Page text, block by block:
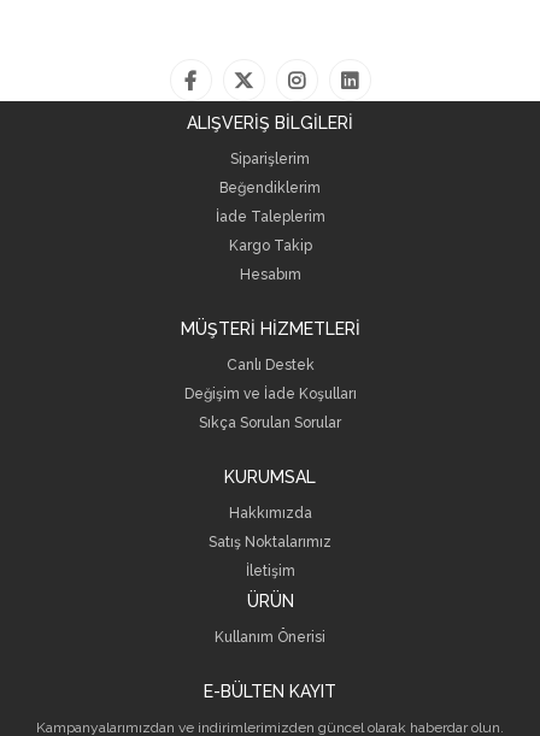
ALIŞVERİŞ BİLGİLERİ
Siparişlerim
Beğendiklerim
İade Taleplerim
Kargo Takip
Hesabım
MÜŞTERİ HİZMETLERİ
Canlı Destek
Değişim ve İade Koşulları
Sıkça Sorulan Sorular
KURUMSAL
Hakkımızda
Satış Noktalarımız
İletişim
ÜRÜN
Kullanım Önerisi
E-BÜLTEN KAYIT
Kampanyalarımızdan ve indirimlerimizden güncel olarak haberdar olun.